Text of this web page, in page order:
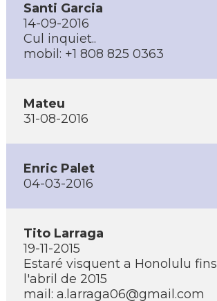
Santi Garcia
14-09-2016
Cul inquiet..
mobil: +1 808 825 0363
Mateu
31-08-2016
Enric Palet
04-03-2016
Tito Larraga
19-11-2015
Estaré visquent a Honolulu fins
l'abril de 2015
mail: a.larraga06@gmail.com